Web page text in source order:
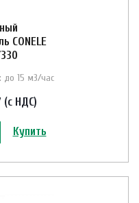
CONELE
до 15 м3/час
(с НДС)
Купить